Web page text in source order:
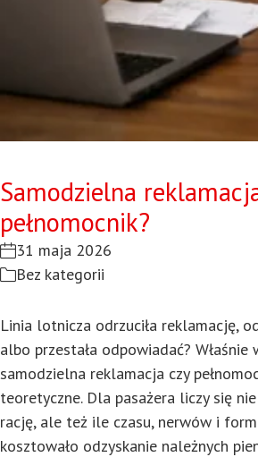
Samodzielna
pełnomocnik?
31 maja 2026
Bez kategorii
Linia lotnicza odrzuciła reklamację,
albo przestała odpowiadać? Właśnie
samodzielna reklamacja czy
teoretyczne. Dla pasażera liczy się
rację, ale też ile czasu, nerwów i
kosztowało odzyskanie należnych